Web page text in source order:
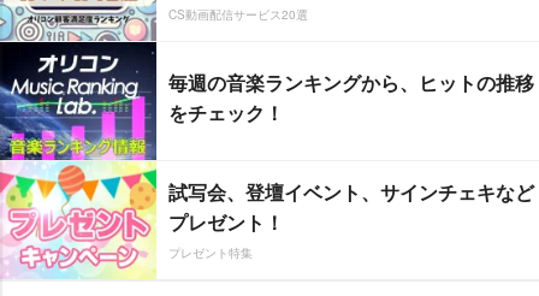
CS動画配信サービス20選
毎週の音楽ランキングから、ヒットの推移
をチェック！
試写会、登壇イベント、サインチェキなど
プレゼント！
プレゼント特集